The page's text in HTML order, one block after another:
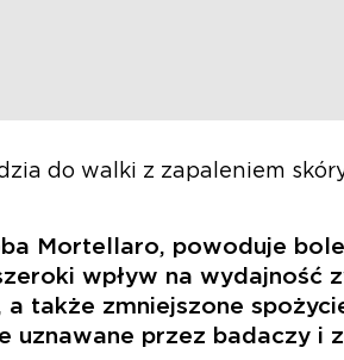
do walki z zapaleniem
Mortellaro, powoduje
wpływ na wydajność
także zmniejszone
przez badaczy i